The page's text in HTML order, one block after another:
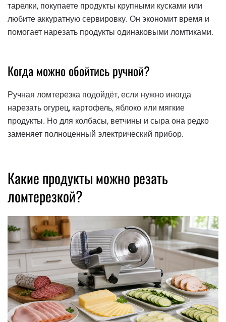
тарелки, покупаете продукты крупными кусками или
любите аккуратную сервировку. Он экономит время и
помогает нарезать продукты одинаковыми ломтиками.
Когда можно обойтись ручной?
Ручная ломтерезка подойдёт, если нужно иногда
нарезать огурец, картофель, яблоко или мягкие
продукты. Но для колбасы, ветчины и сыра она редко
заменяет полноценный электрический прибор.
Какие продукты можно резать
ломтерезкой?